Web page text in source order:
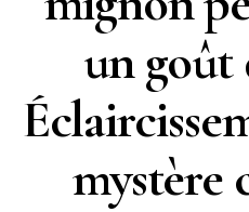
un goût
mystère